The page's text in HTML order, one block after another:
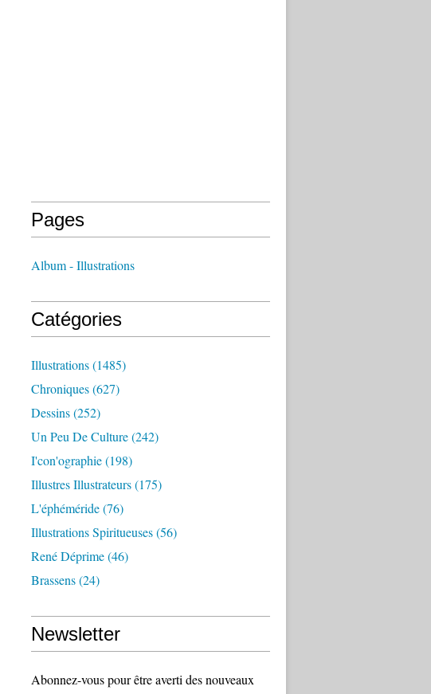
Pages
Album - Illustrations
Catégories
Illustrations(1485)
Chroniques(627)
Dessins(252)
Un Peu De Culture(242)
I'con'ographie(198)
Illustres Illustrateurs(175)
L'éphéméride(76)
Illustrations Spiritueuses(56)
René Déprime(46)
Brassens(24)
Newsletter
Abonnez-vous pour être averti des nouveaux